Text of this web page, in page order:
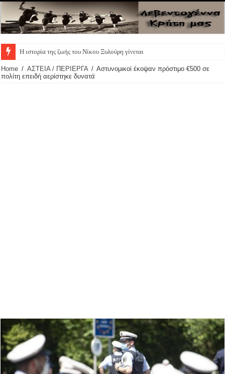
Η ιστορία της ζωής του Νίκου Ξυλούρη γίνεται θεατρι
Home / ΑΣΤΕΙΑ / ΠΕΡΙΕΡΓΑ / Αστυνομικοί έκοψαν πρόστιμο €500 σε
πολίτη επειδή αερίστηκε δυνατά